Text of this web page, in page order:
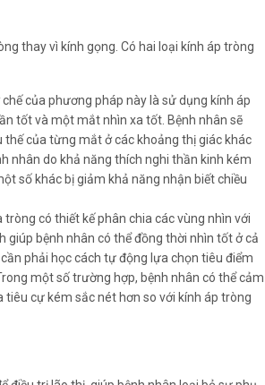
thay vì kính gọng. Có hai loại kính áp tròng
của phương pháp này là sử dụng kính áp
tốt và một mắt nhìn xa tốt. Bệnh nhân sẽ
của từng mắt ở các khoảng thị giác khác
nhân do khả năng thích nghi thần kinh kém
số khác bị giảm khả năng nhận biết chiều
có thiết kế phân chia các vùng nhìn với
bệnh nhân có thể đồng thời nhìn tốt ở cả
phải học cách tự động lựa chọn tiêu điểm
một số trường hợp, bệnh nhân có thể cảm
cự kém sắc nét hơn so với kính áp tròng